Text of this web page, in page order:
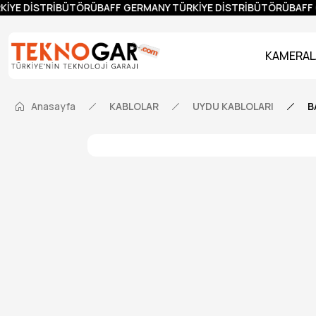
DİSTRİBÜTÖRÜBAFF GERMANY TÜRKİYE DİSTRİBÜTÖRÜBAFF
Anasayfa KABLOLAR UYDU KABLOLARI